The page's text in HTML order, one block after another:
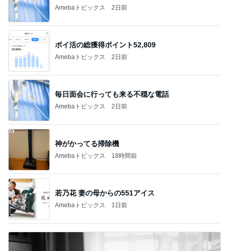
Amebaトピックス 2日前
ポイ活の総獲得ポイント52,809
Amebaトピックス 2日前
毎日面会に行っても来る不穏な電話
Amebaトピックス 2日前
神がかってる掃除機
Amebaトピックス 18時間前
若乃花 妻の母からの551アイス
Amebaトピックス 1日前